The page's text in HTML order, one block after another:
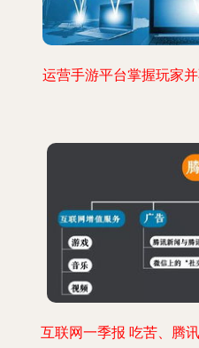
运营手游平台掌握玩家
互联网一季报 吃苦、腾